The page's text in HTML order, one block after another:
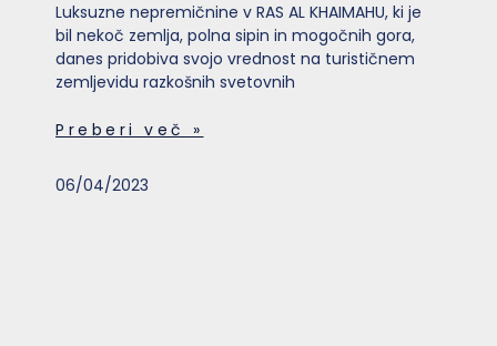
Luksuzne nepremičnine v RAS AL KHAIMAHU, ki je
bil nekoč zemlja, polna sipin in mogočnih gora,
danes pridobiva svojo vrednost na turističnem
zemljevidu razkošnih svetovnih
Preberi več »
06/04/2023